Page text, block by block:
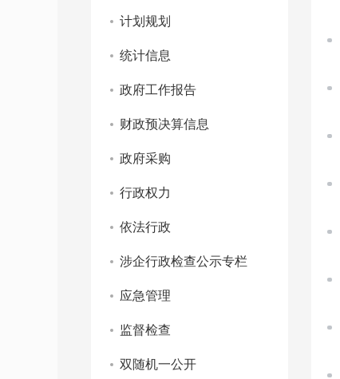
计划规划
统计信息
政府工作报告
财政预决算信息
政府采购
行政权力
依法行政
涉企行政检查公示专栏
应急管理
监督检查
双随机一公开